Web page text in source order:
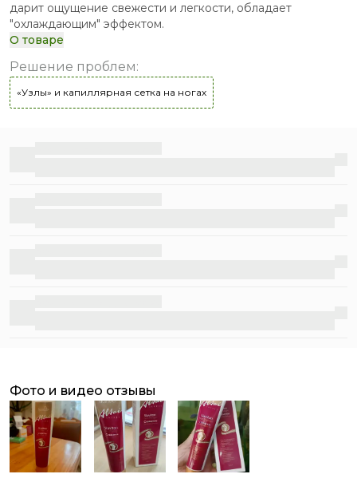
дарит ощущение свежести и легкости, обладает
"охлаждающим" эффектом.
О товаре
Решение проблем:
«Узлы» и капиллярная сетка на ногах
фото и видео отзывы